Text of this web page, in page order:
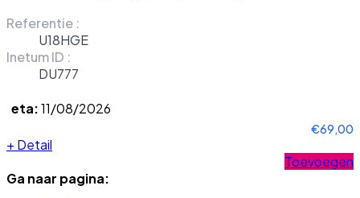
Referentie :
U18HGE
Inetum ID :
DU777
eta:11/08/2026
€69,00
+ Detail
Toevoegen
Ga naar pagina: